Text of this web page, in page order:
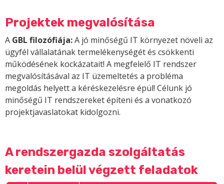
Projektek megvalósítása
A GBL filozófiája:A jó minőségű IT környezet növeli az
ügyfél vállalatának termelékenységét és csökkenti
működésének kockázatait! A megfelelő IT rendszer
megvalósításával az IT üzemeltetés a probléma
megoldás helyett a kéréskezelésre épül! Célunk jó
minőségű IT rendszereket építeni és a vonatkozó
projektjavaslatokat kidolgozni.
A rendszergazda szolgáltatás
keretein belül végzett feladatok